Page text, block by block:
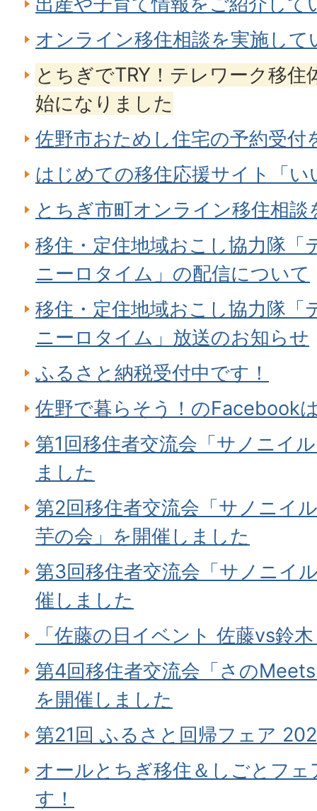
オンライン移住相談を実施して
とちぎでTRY！テレワーク移住
始になりました
佐野市おためし住宅の予約受付
はじめての移住応援サイト「
とちぎ市町オンライン移住相
移住・定住地域おこし協力隊「
ニーロタイム」の配信について
移住・定住地域おこし協力隊「
ニーロタイム」放送のお知らせ
ふるさと納税受付中です！
佐野で暮らそう！のFacebook
第1回移住者交流会「サノニイ
ました
第2回移住者交流会「サノニイ
芋の会」を開催しました
第3回移住者交流会「サノニイ
催しました
「佐藤の日イベント 佐藤vs鈴
第4回移住者交流会「さの
を開催しました
第21回 ふるさと回帰フェア
オールとちぎ移住＆しごとフ
す！